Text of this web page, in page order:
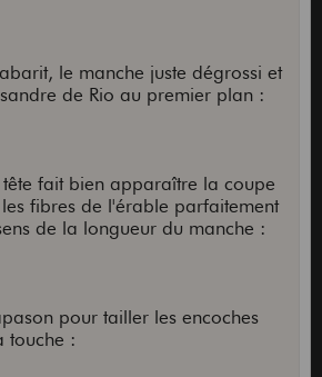
le manche juste dégrossi et
de Rio au premier plan :
fait bien apparaître la coupe
fibres de l'érable parfaitement
de la longueur du manche :
pour tailler les encoches
touche :